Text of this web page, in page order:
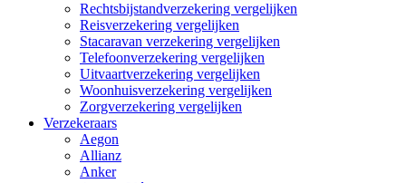
Rechtsbijstandverzekering vergelijken
Reisverzekering vergelijken
Stacaravan verzekering vergelijken
Telefoonverzekering vergelijken
Uitvaartverzekering vergelijken
Woonhuisverzekering vergelijken
Zorgverzekering vergelijken
Verzekeraars
Aegon
Allianz
Anker